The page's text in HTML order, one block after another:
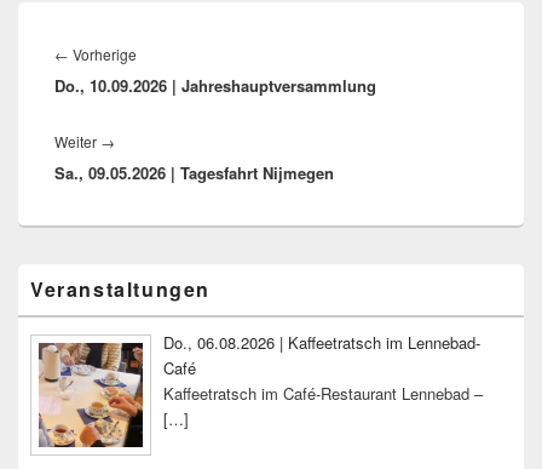
← Vorherige
Beitrag:
Do., 10.09.2026 | Jahreshauptversammlung
Weiter →
Beitrag:
Sa., 09.05.2026 | Tagesfahrt Nijmegen
Seitenleisten-
Widgetbereich
Veranstaltungen
Do., 06.08.2026 | Kaffeetratsch im Lennebad-
Café
Kaffeetratsch im Café-Restaurant Lennebad –
[…]